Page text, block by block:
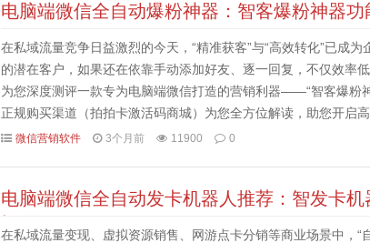
电脑端微信全自动爆粉神器：智客爆粉神器
在私域流量竞争日益激烈的今天，“精准获客”与“高效转化”已成
的潜在客户，如果还在依靠手动添加好友、逐一回复，不仅效率
为您深度测评一款专为电脑端微信打造的营销利器——“智客爆粉
正规购买渠道（拍拍卡激活码商城）为您全方位解读，助您开启
粉神器”？电脑端微信营销的效率革命1. 一天轻松爆粉几百人，效
微信营销软件 3个月前 11900 0
电脑端微信全自动发卡机器人推荐：智发卡
渠道
在私域流量变现、虚拟资源销售、网游点卡分销等商业场景中，“